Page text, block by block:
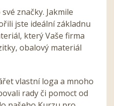
značky. Jakmile
jste ideální základnu
který Vaše firma
obalový materiál
vlastní loga a mnoho
rady či pomoct od